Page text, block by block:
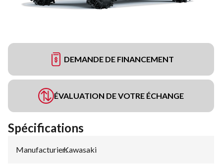
DEMANDE DE FINANCEMENT
ÉVALUATION DE VOTRE ÉCHANGE
Spécifications
Manufacturier:
Kawasaki